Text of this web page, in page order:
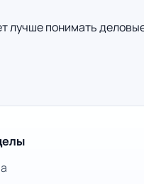
лучше понимать